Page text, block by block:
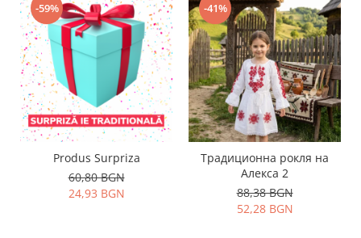
-59%
Produs Surpriza
60,80 BGN
24,93 BGN
-41%
Традиционна рокля на
Алекса 2
88,38 BGN
52,28 BGN